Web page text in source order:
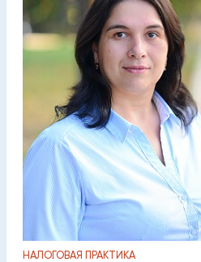
НАЛОГОВАЯ ПРАКТИКА